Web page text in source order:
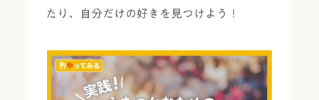
たり、自分だけの好きを見つけよう！